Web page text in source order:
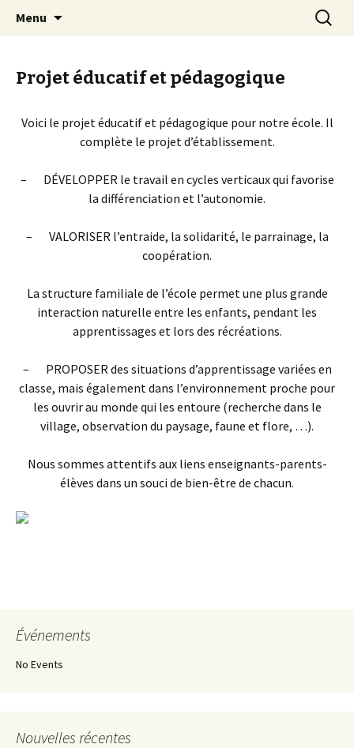
Ecole Libre Saint-Pierre de
Mussy-la-Ville & Signeulx
Mussy-La-ville & Signeulx
Menu
Projet éducatif et pédagogique
Voici le projet éducatif et pédagogique pour notre école. Il
complète le projet d’établissement.
– DÉVELOPPER le travail en cycles verticaux qui favorise
la différenciation et l’autonomie.
– VALORISER l’entraide, la solidarité, le parrainage, la
coopération.
La structure familiale de l’école permet une plus grande
interaction naturelle entre les enfants, pendant les
apprentissages et lors des récréations.
– PROPOSER des situations d’apprentissage variées en
classe, mais également dans l’environnement proche pour
les ouvrir au monde qui les entoure (recherche dans le
village, observation du paysage, faune et flore, …).
Nous sommes attentifs aux liens enseignants-parents-
élèves dans un souci de bien-être de chacun.
Événements
No Events
Nouvelles récentes